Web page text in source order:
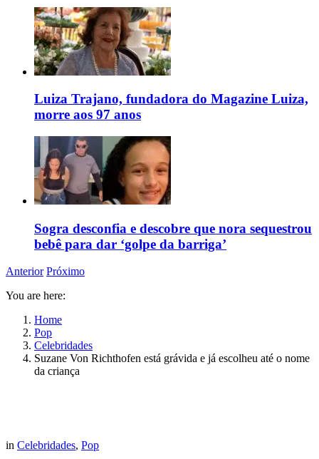
Luiza Trajano, fundadora do Magazine Luiza,
morre aos 97 anos
Sogra desconfia e descobre que nora sequestrou
bebê para dar ‘golpe da barriga’
Anterior Próximo
You are here:
Home
Pop
Celebridades
Suzane Von Richthofen está grávida e já escolheu até o nome
da criança
in Celebridades, Pop